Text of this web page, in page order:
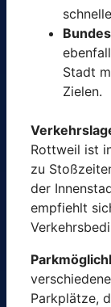
Stadt
Zielen.
Rottweil ist
zu
der
empfiehlt
Parkplätze,